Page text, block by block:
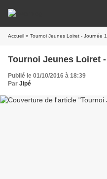
Accueil » Tournoi Jeunes Loiret - Journée 1
Tournoi Jeunes Loiret
Publié le 01/10/2016 à 18:39
Par Jipé